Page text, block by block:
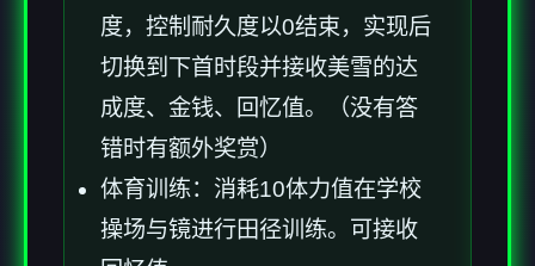
度，控制耐久度以0结束，实现后
切换到下首时段并接收美雪的达
成度、金钱、回忆值。（没有答
错时有额外奖赏）
体育训练：消耗10体力值在学校
操场与镜进行田径训练。可接收